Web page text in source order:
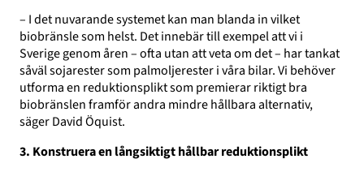
– I det nuvarande systemet kan man blanda in vilket
biobränsle som helst. Det innebär till exempel att vi i
Sverige genom åren – ofta utan att veta om det – har tankat
såväl sojarester som palmoljerester i våra bilar. Vi behöver
utforma en reduktionsplikt som premierar riktigt bra
biobränslen framför andra mindre hållbara alternativ,
säger David Öquist.
3. Konstruera en långsiktigt hållbar reduktionsplikt